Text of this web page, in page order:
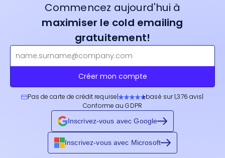
Commencez aujourd'hui à
maximiser le cold emailing
gratuitement!
Créer mon compte
Pas de carte de crédit requise| basé sur 1,376 avis|
Conforme au GDPR
Inscrivez-vous avec Google
Inscrivez-vous avec Microsoft